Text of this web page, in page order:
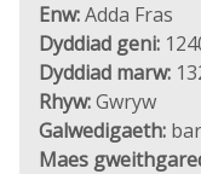
Enw:Adda Fras
Dyddiad geni:
Dyddiad marw:
Rhyw:Gwryw
Galwedigaeth:
Maes